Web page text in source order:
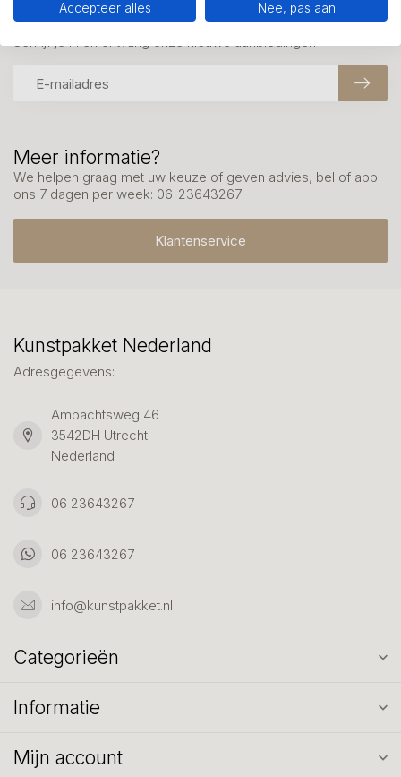
Meer informatie?
We helpen graag met uw keuze of geven advies, bel of app
ons 7 dagen per week: 06-23643267
Klantenservice
Mis onze nieuwsbrief niet
Schrijf je in en ontvang onze nieuwe aanbiedingen
Kunstpakket Nederland
Adresgegevens:
Ambachtsweg 46
3542DH Utrecht
Nederland
06 23643267
06 23643267
info@kunstpakket.nl
Categorieën
Informatie
Mijn account
Accepteer alles Nee, pas aan